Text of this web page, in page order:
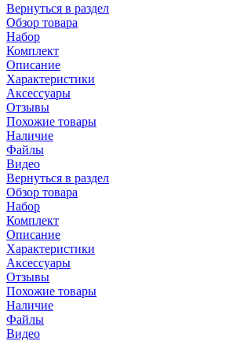
Вернуться в раздел
Обзор товара
Набор
Комплект
Описание
Характеристики
Аксессуары
Отзывы
Похожие товары
Наличие
Файлы
Видео
Вернуться в раздел
Обзор товара
Набор
Комплект
Описание
Характеристики
Аксессуары
Отзывы
Похожие товары
Наличие
Файлы
Видео